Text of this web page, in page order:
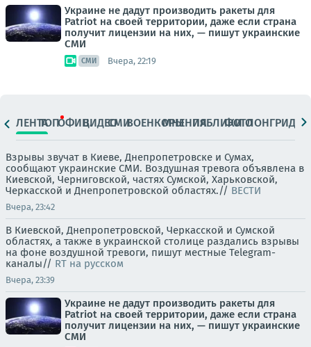
Украине не дадут производить ракеты для
Patriot на своей территории, даже если страна
получит лицензии на них, — пишут украинские
СМИ
СМИ Вчера, 22:19
ЛЕНТАТОПОФИЦ.ВИДЕОСМИВОЕНКОРЫМНЕНИЯПАБЛИКИ
ФОТОЛОНГРИДЫ
Взрывы звучат в Киеве, Днепропетровске и Сумах,
сообщают украинские СМИ. Воздушная тревога объявлена в
Киевской, Черниговской, частях Сумской, Харьковской,
Черкасской и Днепропетровской областях.// ВЕСТИ
Вчера, 23:42
В Киевской, Днепропетровской, Черкасской и Сумской
областях, а также в украинской столице раздались взрывы
на фоне воздушной тревоги, пишут местные Telegram-
каналы// RT на русском
Вчера, 23:39
Украине не дадут производить ракеты для
Patriot на своей территории, даже если страна
получит лицензии на них, — пишут украинские
СМИ